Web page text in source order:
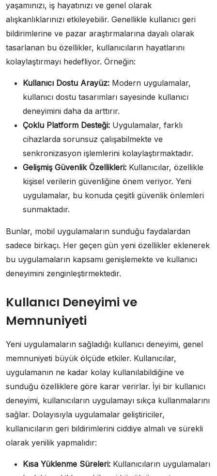
yaşamınızı, iş hayatınızı ve genel olarak
alışkanlıklarınızı etkileyebilir. Genellikle kullanıcı geri
bildirimlerine ve pazar araştırmalarına dayalı olarak
tasarlanan bu özellikler, kullanıcıların hayatlarını
kolaylaştırmayı hedefliyor. Örneğin:
Kullanıcı Dostu Arayüz: Modern uygulamalar,
kullanıcı dostu tasarımları sayesinde kullanıcı
deneyimini daha da arttırır.
Çoklu Platform Desteği: Uygulamalar, farklı
cihazlarda sorunsuz çalışabilmekte ve
senkronizasyon işlemlerini kolaylaştırmaktadır.
Gelişmiş Güvenlik Özellikleri: Kullanıcılar, özellikle
kişisel verilerin güvenliğine önem veriyor. Yeni
uygulamalar, bu konuda çeşitli güvenlik önlemleri
sunmaktadır.
Bunlar, mobil uygulamaların sunduğu faydalardan
sadece birkaçı. Her geçen gün yeni özellikler eklenerek
bu uygulamaların kapsamı genişlemekte ve kullanıcı
deneyimini zenginleştirmektedir.
Kullanıcı Deneyimi ve
Memnuniyeti
Yeni uygulamaların sağladığı kullanıcı deneyimi, genel
memnuniyeti büyük ölçüde etkiler. Kullanıcılar,
uygulamanın ne kadar kolay kullanılabildiğine ve
sunduğu özelliklere göre karar verirlar. İyi bir kullanıcı
deneyimi, kullanıcıların uygulamayı sıkça kullanmalarını
sağlar. Dolayısıyla uygulamalar geliştiriciler,
kullanıcıların geri bildirimlerini ciddiye almalı ve sürekli
olarak yenilik yapmalıdır:
Kısa Yüklenme Süreleri: Kullanıcıların uygulamaları